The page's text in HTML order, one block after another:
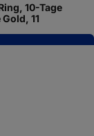
10-Tage
11